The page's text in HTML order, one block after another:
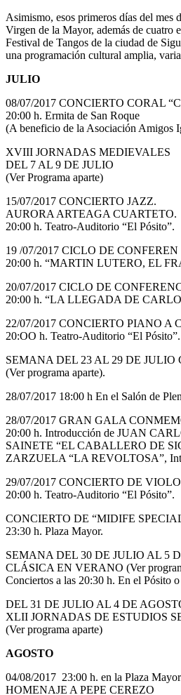
Asimismo, esos primeros días del mes
Virgen de la Mayor, además de cuatro
Festival de Tangos de la ciudad de
una programación cultural amplia,
JULIO
08/07/2017 CONCIERTO CORAL
20:00 h. Ermita de San Roque
(A beneficio de la Asociación Amigos
XVIII JORNADAS MEDIEVALES
DEL 7 AL 9 DE JULIO
(Ver Programa aparte)
15/07/2017 CONCIERTO JAZZ.
AURORA ARTEAGA CUARTETO.
20:00 h. Teatro-Auditorio “El Pósito”.
19 /07/2017 CICLO DE
20:00 h. “MARTIN LUTERO, EL
20/07/2017 CICLO DE
20:00 h. “LA LLEGADA DE
22/07/2017 CONCIERTO PIANO
20:OO h. Teatro-Auditorio “El Pósito”.
SEMANA DEL 23 AL 29 DE JULIO
(Ver programa aparte).
28/07/2017 18:00 h En el Salón de
28/07/2017 GRAN GALA
20:00 h. Introducción de JUAN
SAINETE “EL CABALLERO DE
ZARZUELA “LA REVOLTOSA”,
29/07/2017 CONCIERTO DE
20:00 h. Teatro-Auditorio “El Pósito”.
CONCIERTO DE “MIDIFE
23:30 h. Plaza Mayor.
SEMANA DEL 30 DE JULIO AL 5
CLÁSICA EN VERANO (Ver
Conciertos a las 20:30 h. En el Pósito
DEL 31 DE JULIO AL 4 DE
XLII JORNADAS DE ESTUDIOS
(Ver programa aparte)
AGOSTO
04/08/2017 23:00 h. en la Plaza
HOMENAJE A PEPE CEREZO